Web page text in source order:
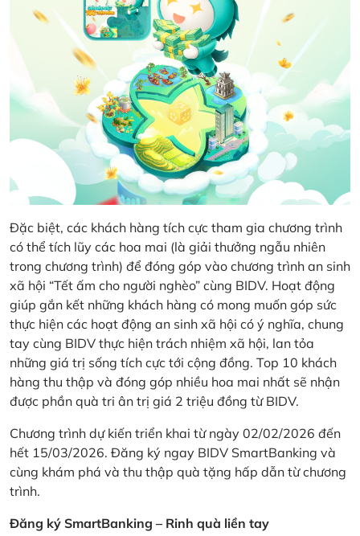
Đặc biệt, các khách hàng tích cực tham gia chương trình
có thể tích lũy các hoa mai (là giải thưởng ngẫu nhiên
trong chương trình) để đóng góp vào chương trình an sinh
xã hội “Tết ấm cho người nghèo” cùng BIDV. Hoạt động
giúp gắn kết những khách hàng có mong muốn góp sức
thực hiện các hoạt động an sinh xã hội có ý nghĩa, chung
tay cùng BIDV thực hiện trách nhiệm xã hội, lan tỏa
những giá trị sống tích cực tới cộng đồng. Top 10 khách
hàng thu thập và đóng góp nhiều hoa mai nhất sẽ nhận
được phần quà tri ân trị giá 2 triệu đồng từ BIDV.
Chương trình dự kiến triển khai từ ngày 02/02/2026 đến
hết 15/03/2026. Đăng ký ngay BIDV SmartBanking và
cùng khám phá và thu thập quà tặng hấp dẫn từ chương
trình.
Đăng ký SmartBanking – Rinh quà liền tay